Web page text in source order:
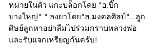
หมายในตัว แกะบล็อกโดย "อ.บิ๊ก
บางใหญ่" " ลงยาโดย"ส.มงคลศิลป์"...ลูก
ศิษย์ลูกหาอย่าลืมไปร่วมกราบหลวงพ่อ
และรับแจกเหรียญกันครับ!